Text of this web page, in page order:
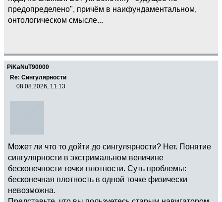
предопределено", причём в наифундаментальном,
онтологическом смысле...
PiKaNuT90000
Re: Сингулярности
08.08.2026, 11:13
Может ли что то дойти до сингулярности? Нет. Понятие
сингулярности в экстримальном величине
бесконечности точки плотности. Суть проблемы:
бесконечная плотность в одной точке физически
невозможна.